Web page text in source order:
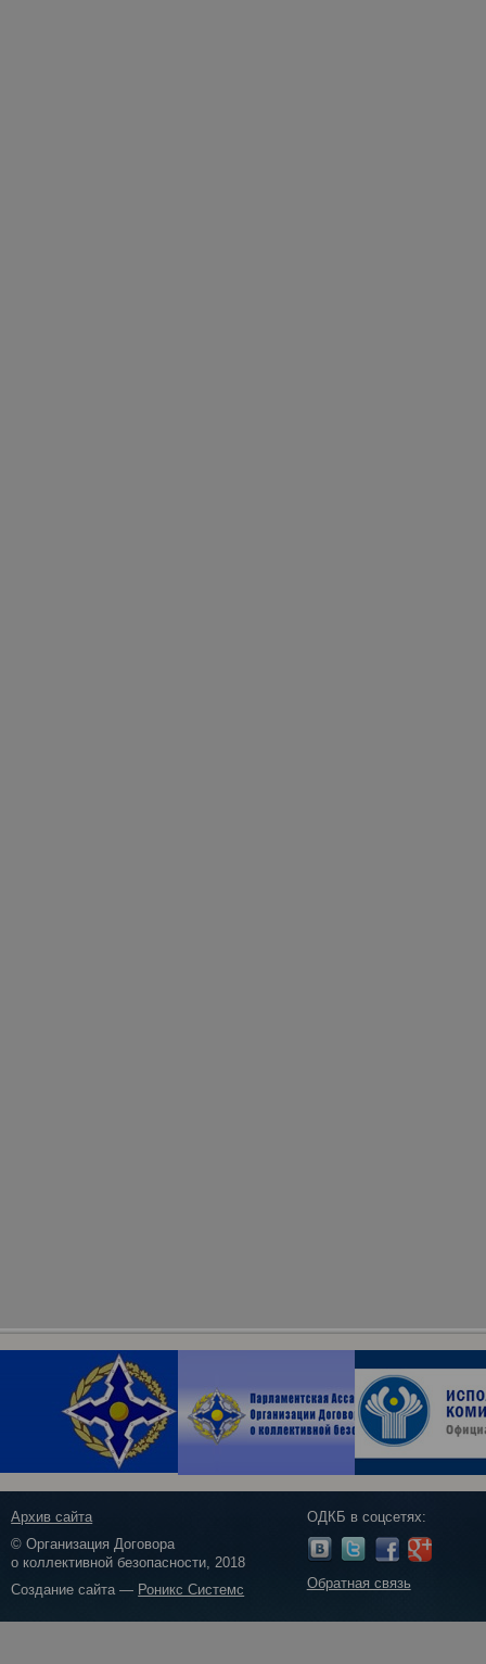
Архив сайта
© Организация Договора
о коллективной безопасности, 2018
Создание сайта — Роникс Системс
ОДКБ в соцсетях:
Обратная связь